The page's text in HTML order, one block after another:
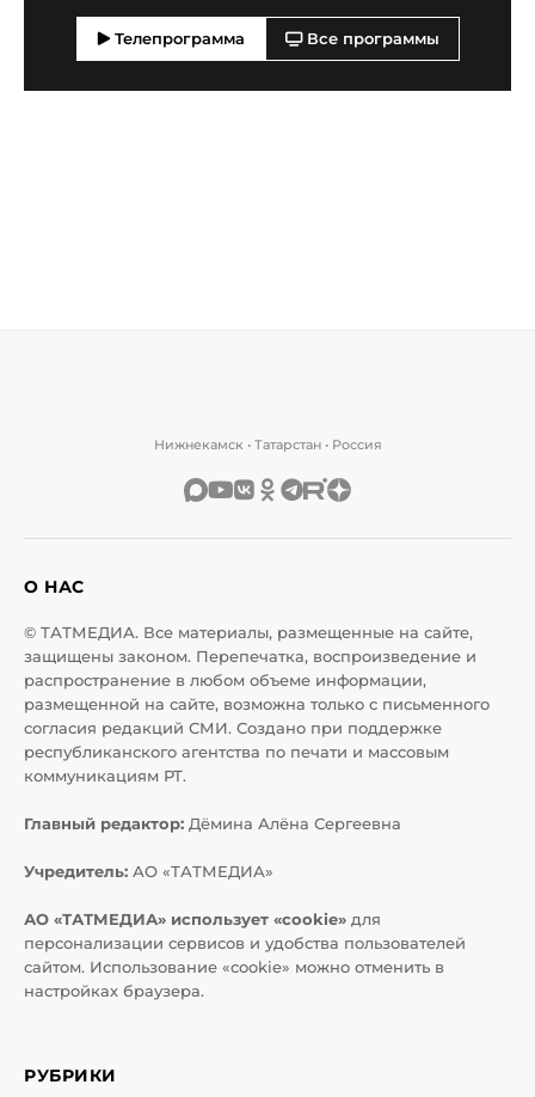
Телепрограмма Все программы
Нижнекамск • Татарстан • Россия
О НАС
© ТАТМЕДИА. Все материалы, размещенные на сайте,
защищены законом. Перепечатка, воспроизведение и
распространение в любом объеме информации,
размещенной на сайте, возможна только с письменного
согласия редакций СМИ. Создано при поддержке
республиканского агентства по печати и массовым
коммуникациям РТ.
Главный редактор: Дёмина Алёна Сергеевна
Учредитель: АО «ТАТМЕДИА»
АО «ТАТМЕДИА» использует «cookie» для
персонализации сервисов и удобства пользователей
сайтом. Использование «cookie» можно отменить в
настройках браузера.
РУБРИКИ